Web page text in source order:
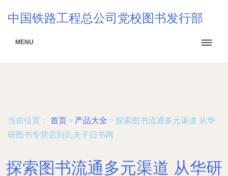
中国铁路工程总公司党校图书发行部
MENU
当前位置： 首页 > 产品大全 > 探索图书流通多元渠道 从华
研图书专营店到孔夫子旧书网
探索图书流通多元渠道 从华研